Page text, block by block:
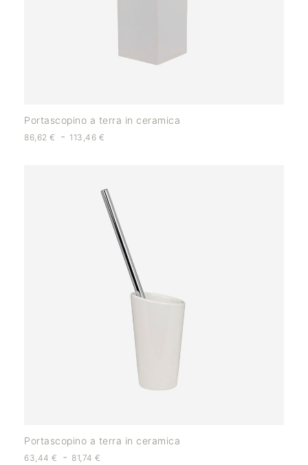
Portascopino a terra in ceramica
86,62 € - 113,46 €
Portascopino a terra in ceramica
63,44 € - 81,74€